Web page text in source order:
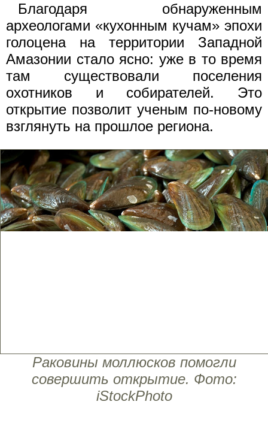
Благодаря обнаруженным
археологами «кухонным кучам» эпохи
голоцена на территории Западной
Амазонии стало ясно: уже в то время
там существовали поселения
охотников и собирателей. Это
открытие позволит ученым по-новому
взглянуть на прошлое региона.
Раковины моллюсков помогли
совершить открытие. Фото:
iStockPhoto